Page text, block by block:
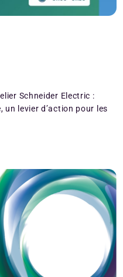
Schneider Electric :
un levier d’action pour les